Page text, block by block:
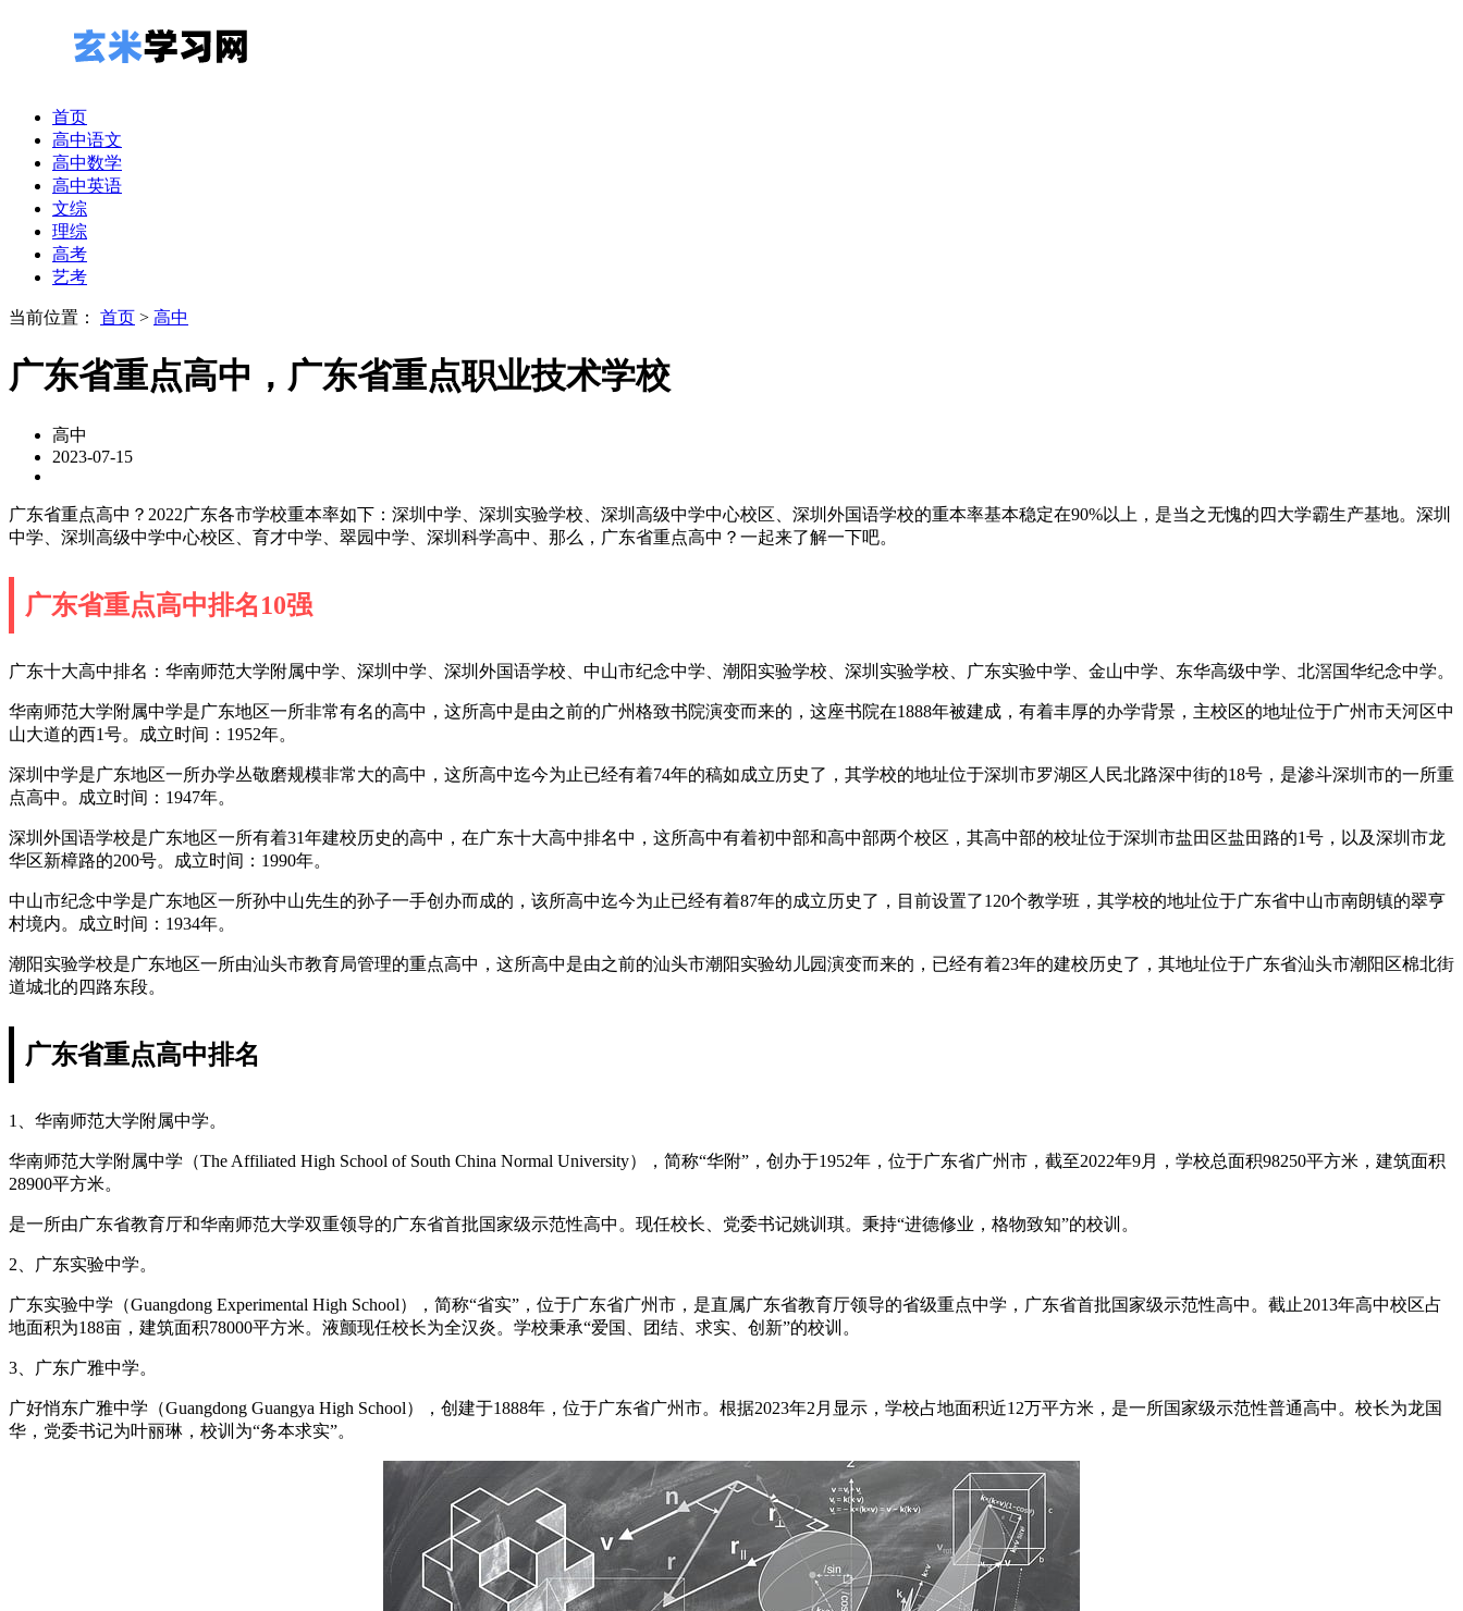
首页
高中语文
高中数学
高中英语
文综
理综
高考
艺考
当前位置： 首页 > 高中
广东省重点高中，广东省重点职业技术学校
高中
2023-07-15
广东省重点高中？2022广东各市学校重本率如下：深圳中学、深圳实验学校、深圳高级中学中心校区、深圳外国语学校的重本率基本稳定在90%以上，是当之无愧的四大学霸生产基地。深圳
中学、深圳高级中学中心校区、育才中学、翠园中学、深圳科学高中、那么，广东省重点高中？一起来了解一下吧。
广东省重点高中排名10强
广东十大高中排名：华南师范大学附属中学、深圳中学、深圳外国语学校、中山市纪念中学、潮阳实验学校、深圳实验学校、广东实验中学、金山中学、东华高级中学、北滘国华纪念中学。
华南师范大学附属中学是广东地区一所非常有名的高中，这所高中是由之前的广州格致书院演变而来的，这座书院在1888年被建成，有着丰厚的办学背景，主校区的地址位于广州市天河区中
山大道的西1号。成立时间：1952年。
深圳中学是广东地区一所办学丛敬磨规模非常大的高中，这所高中迄今为止已经有着74年的稿如成立历史了，其学校的地址位于深圳市罗湖区人民北路深中街的18号，是渗斗深圳市的一所重
点高中。成立时间：1947年。
深圳外国语学校是广东地区一所有着31年建校历史的高中，在广东十大高中排名中，这所高中有着初中部和高中部两个校区，其高中部的校址位于深圳市盐田区盐田路的1号，以及深圳市龙
华区新樟路的200号。成立时间：1990年。
中山市纪念中学是广东地区一所孙中山先生的孙子一手创办而成的，该所高中迄今为止已经有着87年的成立历史了，目前设置了120个教学班，其学校的地址位于广东省中山市南朗镇的翠亨
村境内。成立时间：1934年。
潮阳实验学校是广东地区一所由汕头市教育局管理的重点高中，这所高中是由之前的汕头市潮阳实验幼儿园演变而来的，已经有着23年的建校历史了，其地址位于广东省汕头市潮阳区棉北街
道城北的四路东段。
广东省重点高中排名
1、华南师范大学附属中学。
华南师范大学附属中学（The Affiliated High School of South China Normal University），简称“华附”，创办于1952年，位于广东省广州市，截至2022年9月，学校总面积98250平方米，建筑面积
28900平方米。
是一所由广东省教育厅和华南师范大学双重领导的广东省首批国家级示范性高中。现任校长、党委书记姚训琪。秉持“进德修业，格物致知”的校训。
2、广东实验中学。
广东实验中学（Guangdong Experimental High School），简称“省实”，位于广东省广州市，是直属广东省教育厅领导的省级重点中学，广东省首批国家级示范性高中。截止2013年高中校区占
地面积为188亩，建筑面积78000平方米。液颤现任校长为全汉炎。学校秉承“爱国、团结、求实、创新”的校训。
3、广东广雅中学。
广好悄东广雅中学（Guangdong Guangya High School），创建于1888年，位于广东省广州市。根据2023年2月显示，学校占地面积近12万平方米，是一所国家级示范性普通高中。校长为龙国
华，党委书记为叶丽琳，校训为“务本求实”。